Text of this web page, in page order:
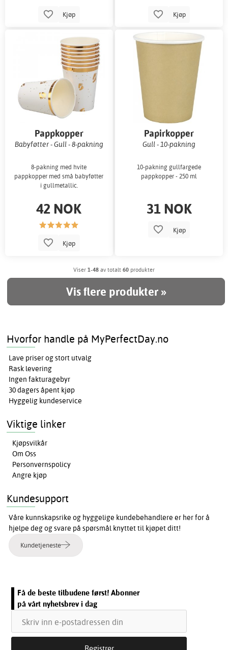
Kjøp Kjøp
Pappkopper
Babyføtter - Gull - 8-pakning
8-pakning med hvite
pappkopper med små babyføtter
i gullmetallic.
42 NOK
Kjøp
Papirkopper
Gull - 10-pakning
10-pakning gullfargede
pappkopper - 250 ml
31 NOK
Kjøp
Viser 1-48 av totalt 60 produkter
Vis flere produkter »
Hvorfor handle på MyPerfectDay.no
Lave priser og stort utvalg
Rask levering
Ingen fakturagebyr
30 dagers åpent kjøp
Hyggelig kundeservice
Viktige linker
Kjøpsvilkår
Om Oss
Personvernspolicy
Angre kjøp
Kundesupport
Våre kunnskapsrike og hyggelige kundebehandlere er her for å
hjelpe deg og svare på spørsmål knyttet til kjøpet ditt!
Kundetjeneste
Få de beste tilbudene først! Abonner
på vårt nyhetsbrev i dag